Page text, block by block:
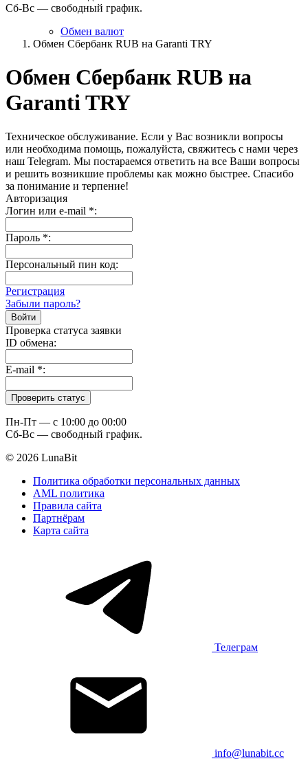
Сб-Вс — свободный график.
Обмен валют
Обмен Сбербанк RUB на Garanti TRY
Обмен Сбербанк RUB на
Garanti TRY
Техническое обслуживание. Если у Вас возникли вопросы
или необходима помощь, пожалуйста, свяжитесь с нами через
наш Telegram. Мы постараемся ответить на все Ваши вопросы
и решить возникшие проблемы как можно быстрее. Спасибо
за понимание и терпение!
Авторизация
Логин или e-mail *:
Пароль *:
Персональный пин код:
Регистрация
Забыли пароль?
Проверка статуса заявки
ID обмена:
E-mail *:
Пн-Пт — c 10:00 до 00:00
Сб-Вс — свободный график.
© 2026 LunaBit
Политика обработки персональных данных
AML политика
Правила сайта
Партнёрам
Карта сайта
Телеграм
info@lunabit.cc